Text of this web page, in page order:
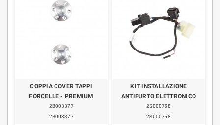
COPPIA COVER TAPPI
FORCELLE - PREMIUM
2B003377
2B003377
KIT INSTALLAZIONE
ANTIFURTO ELETTRONICO
2S000758
2S000758